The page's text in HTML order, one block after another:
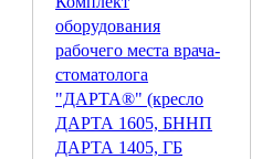
оборудования
рабочего места врача-
стоматолога
"ДАРТА®" (кресло
ДАРТА 1605, БННП
ДАРТА 1405, ГБ